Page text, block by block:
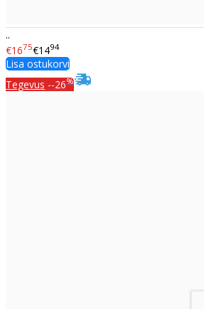
..
€1675€1494
Lisa ostukorvi
Tegevus --26%